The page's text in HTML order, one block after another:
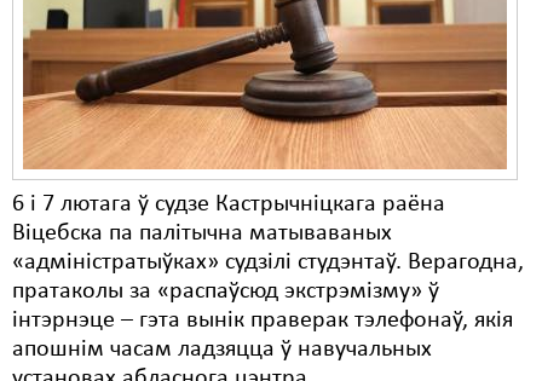
6 і 7 лютага ў судзе Кастрычніцкага раёна
Віцебска па палітычна матываваных
«адміністратыўках» судзілі студэнтаў. Верагодна,
пратаколы за «распаўсюд экстрэмізму» ў
інтэрнэце – гэта вынік праверак тэлефонаў, якія
апошнім часам ладзяцца ў навучальных
Карная псыхіятрыя
КПЧ ААН
Культурныя правы
ЛПП
Мігранты
Мірныя сходы
Палітвязьні
Праваабаронцы